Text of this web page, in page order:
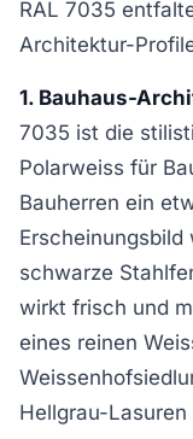
RAL 7035
Architektur-
1. Bauhaus-
7035 ist die
Polarweiss für
Bauherren ein
Erscheinungsbild
schwarze
wirkt frisch und
eines reinen
Hellgrau-